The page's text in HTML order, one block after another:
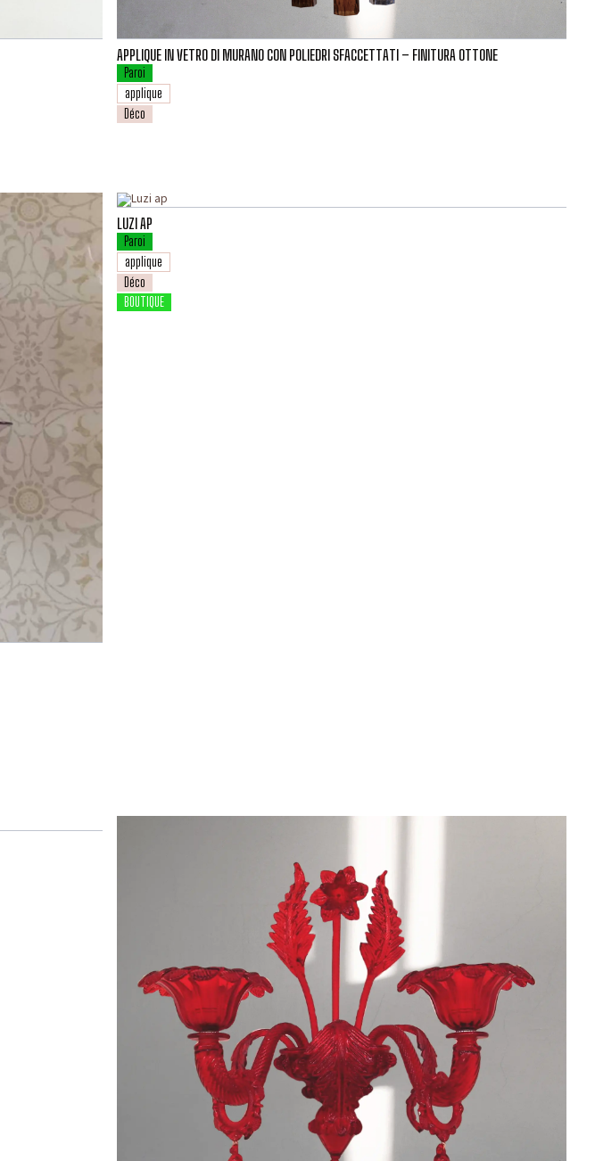
APPLIQUE IN VETRO DI MURANO CON POLIEDRI SFACCETTATI – FINITURA OTTONE
Paroi
applique
Déco
LUZI AP
Paroi
applique
Déco
BOUTIQUE